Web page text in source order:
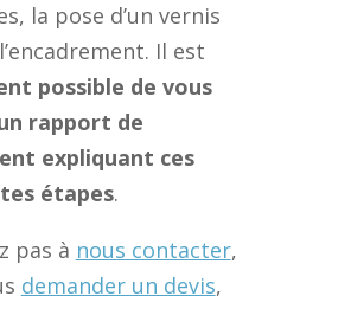
la pose d’un vernis
Il est
possible de vous
rapport de
expliquant ces
étapes.
pas à nous contacter,
demander un devis,